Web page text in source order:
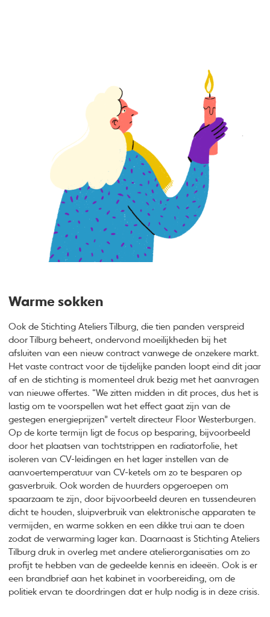
Warme sokken
Ook de Stichting Ateliers Tilburg, die tien panden verspreid
door Tilburg beheert, ondervond moeilijkheden bij het
afsluiten van een nieuw contract vanwege de onzekere markt.
Het vaste contract voor de tijdelijke panden loopt eind dit jaar
af en de stichting is momenteel druk bezig met het aanvragen
van nieuwe offertes. “We zitten midden in dit proces, dus het is
lastig om te voorspellen wat het effect gaat zijn van de
gestegen energieprijzen” vertelt directeur Floor Westerburgen.
Op de korte termijn ligt de focus op besparing, bijvoorbeeld
door het plaatsen van tochtstrippen en radiatorfolie, het
isoleren van CV-leidingen en het lager instellen van de
aanvoertemperatuur van CV-ketels om zo te besparen op
gasverbruik. Ook worden de huurders opgeroepen om
spaarzaam te zijn, door bijvoorbeeld deuren en tussendeuren
dicht te houden, sluipverbruik van elektronische apparaten te
vermijden, en warme sokken en een dikke trui aan te doen
zodat de verwarming lager kan. Daarnaast is Stichting Ateliers
Tilburg druk in overleg met andere atelierorganisaties om zo
profijt te hebben van de gedeelde kennis en ideeën. Ook is er
een brandbrief aan het kabinet in voorbereiding, om de
politiek ervan te doordringen dat er hulp nodig is in deze crisis.